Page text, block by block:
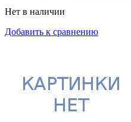
Нет в наличии
Добавить к сравнению